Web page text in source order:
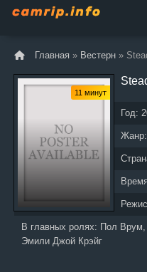
Главная » Вестерн »
11 минут
Год:
Жанр:
В главных ролях: Пол Врум,
Эмили Джой Крэйг